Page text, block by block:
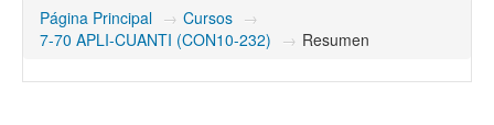
FCA
Página Principal → Cursos →
7-70 APLI-CUANTI (CON10-232) → Resumen